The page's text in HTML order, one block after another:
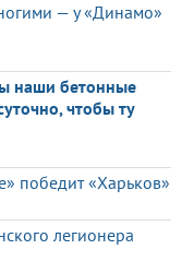
— у «Динамо»
наши бетонные
чтобы ту
победит «Харьков»
легионера